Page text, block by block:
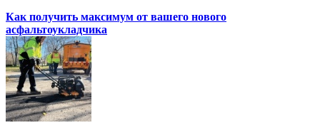
Как получить максимум от вашего нового
асфальтоукладчика